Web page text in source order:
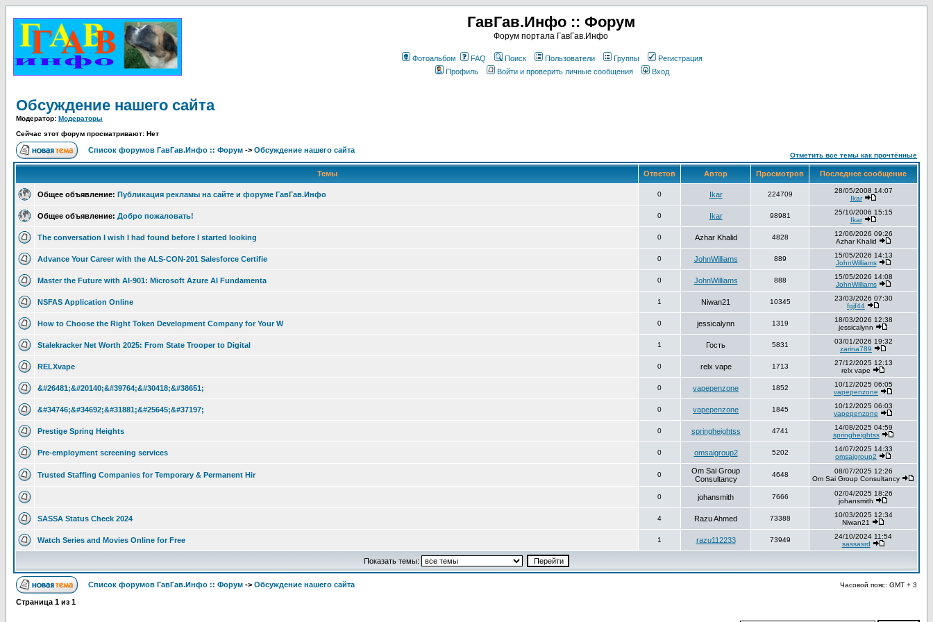
ГавГав.Инфо :: Форум
Форум портала ГавГав.Инфо
Фотоальбом FAQ Поиск Пользователи Группы
Регистрация
Профиль
Войти и проверить личные сообщения Вход
Обсуждение нашего сайта
Модератор: Модераторы
Сейчас этот форум просматривают: Нет
Список форумов ГавГав.Инфо :: Форум -> Обсуждение нашего сайта
Отметить все темы как прочтённые
Темы Ответов Автор Просмотров Последнее сообщение
Общее объявление: Публикация рекламы на сайте и форуме ГавГав.Инфо 0 Ikar 224709
28/05/2008 14:07
Ikar
Общее объявление: Добро пожаловать! 0 Ikar 98981
25/10/2006 15:15
Ikar
The conversation I wish I had found before I started looking 0 Azhar Khalid 4828
12/06/2026 09:26
Azhar Khalid
Advance Your Career with the ALS-CON-201 Salesforce Certifie 0 JohnWilliams 889
15/05/2026 14:13
JohnWilliams
Master the Future with AI-901: Microsoft Azure AI Fundamenta 0 JohnWilliams 888
15/05/2026 14:08
JohnWilliams
NSFAS Application Online 1 Niwan21 10345
23/03/2026 07:30
fgjf44
How to Choose the Right Token Development Company for Your W 0 jessicalynn 1319
18/03/2026 12:38
jessicalynn
Stalekracker Net Worth 2025: From State Trooper to Digital 1 Гость 5831
03/01/2026 19:32
zarina789
RELXvape 0 relx vape 1713
27/12/2025 12:13
relx vape
&#26481;&#20140;&#39764;&#30418;&#38651; 0 vapepenzone 1852
10/12/2025 06:05
vapepenzone
&#34746;&#34692;&#31881;&#25645;&#37197; 0 vapepenzone 1845
10/12/2025 06:03
vapepenzone
Prestige Spring Heights 0 springheightss 4741
14/08/2025 04:59
springheightss
Pre-employment screening services 0 omsaigroup2 5202
14/07/2025 14:33
omsaigroup2
Trusted Staffing Companies for Temporary & Permanent Hir 0
Om Sai Group
Consultancy
4648
08/07/2025 12:26
Om Sai Group Consultancy
0 johansmith 7666
02/04/2025 18:26
johansmith
SASSA Status Check 2024 4 Razu Ahmed 73388
10/03/2025 12:34
Niwan21
Watch Series and Movies Online for Free 1 razu112233 73949
24/10/2024 11:54
sassasrd
Показать темы:
Список форумов ГавГав.Инфо :: Форум -> Обсуждение нашего сайта Часовой пояс: GMT + 3
Страница 1 из 1